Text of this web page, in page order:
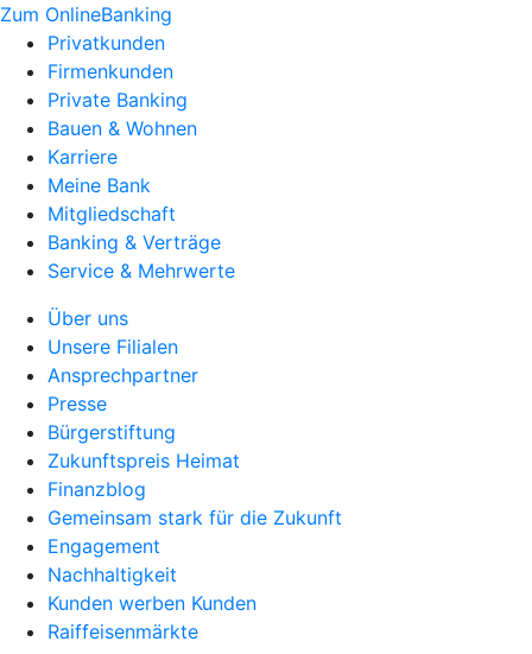
Zum OnlineBanking
Privatkunden
Firmenkunden
Private Banking
Bauen & Wohnen
Karriere
Meine Bank
Mitgliedschaft
Banking & Verträge
Service & Mehrwerte
Über uns
Unsere Filialen
Ansprechpartner
Presse
Bürgerstiftung
Zukunftspreis Heimat
Finanzblog
Gemeinsam stark für die Zukunft
Engagement
Nachhaltigkeit
Kunden werben Kunden
Raiffeisenmärkte